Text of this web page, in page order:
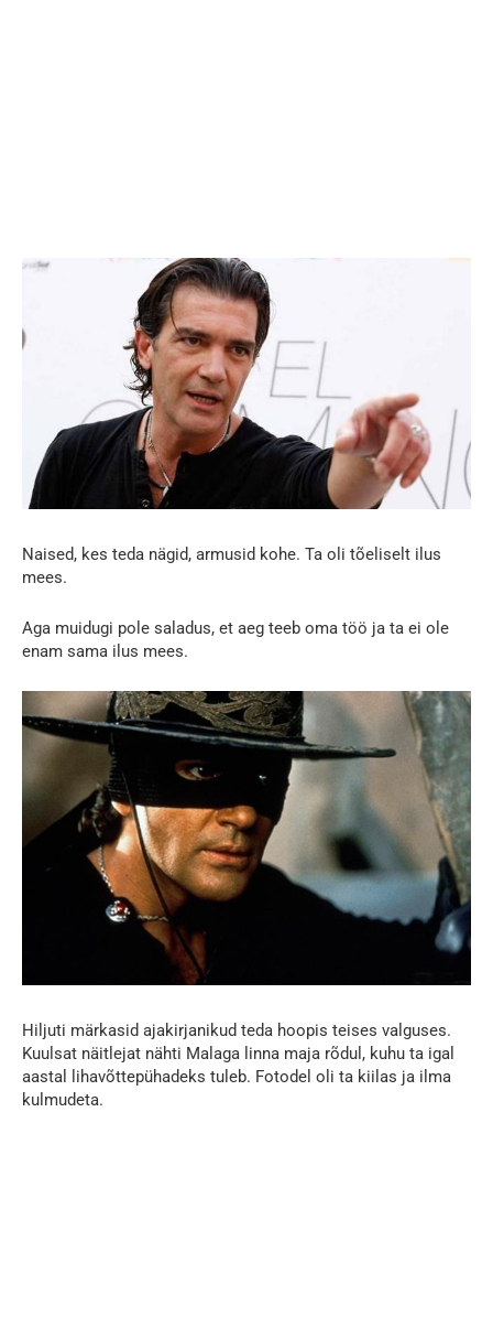
Naised, kes teda nägid, armusid kohe. Ta oli tõeliselt ilus
mees.
Aga muidugi pole saladus, et aeg teeb oma töö ja ta ei ole
enam sama ilus mees.
Hiljuti märkasid ajakirjanikud teda hoopis teises valguses.
Kuulsat näitlejat nähti Malaga linna maja rõdul, kuhu ta igal
aastal lihavõttepühadeks tuleb. Fotodel oli ta kiilas ja ilma
kulmudeta.